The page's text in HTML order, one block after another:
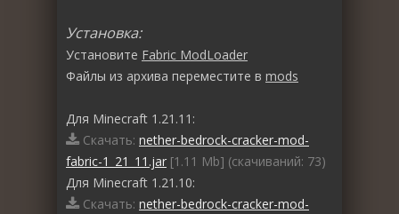
Установка:
Установите Fabric ModLoader
Файлы из архива переместите в mods
Для Minecraft 1.21.11:
Скачать: nether-bedrock-cracker-mod-
fabric-1_21_11.jar [1.11 Mb] (cкачиваний: 73)
Для Minecraft 1.21.10:
Скачать: nether-bedrock-cracker-mod-